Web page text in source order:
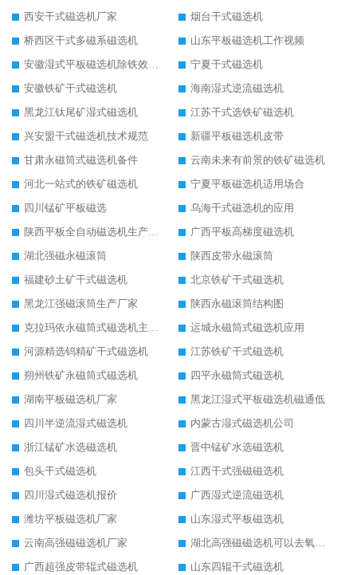
西安干式磁选机厂家
烟台干式磁选机
桥西区干式多磁系磁选机
山东平板磁选机工作视频
安徽湿式平板磁选机除铁效果怎么样
宁夏干式磁选机
安徽铁矿干式磁选机
海南湿式逆流磁选机
黑龙江钛尾矿湿式磁选机
江苏干式选铁矿磁选机
兴安盟干式磁选机技术规范
新疆平板磁选机皮带
甘肃永磁筒式磁选机备件
云南未来有前景的铁矿磁选机
河北一站式的铁矿磁选机
宁夏平板磁选机适用场合
四川锰矿平板磁选
乌海干式磁选机的应用
陕西平板全自动磁选机生产厂家
广西平板高梯度磁选机
湖北强磁永磁滚筒
陕西皮带永磁滚筒
福建砂土矿干式磁选机
北京铁矿干式磁选机
黑龙江强磁滚筒生产厂家
陕西永磁滚筒结构图
克拉玛依永磁筒式磁选机主要技术参数
运城永磁筒式磁选机应用
河源精选钨精矿干式磁选机
江苏铁矿干式磁选机
朔州铁矿永磁筒式磁选机
四平永磁筒式磁选机
湖南平板磁选机厂家
黑龙江湿式平板磁选机磁通低
四川半逆流湿式磁选机
内蒙古湿式磁选机公司
浙江锰矿水选磁选机
晋中锰矿水选磁选机
包头干式磁选机
江西干式强磁磁选机
四川湿式磁选机报价
广西湿式逆流磁选机
潍坊平板磁选机厂家
山东湿式平板磁选机
云南高强磁磁选机厂家
湖北高强磁磁选机可以去氧化铝
广西超强皮带辊式磁选机
山东四辊干式磁选机